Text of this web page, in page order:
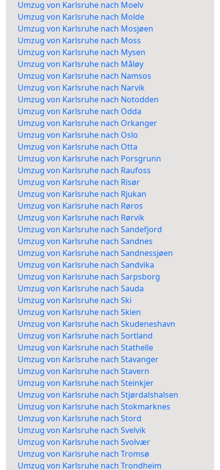
Umzug von Karlsruhe nach Moelv
Umzug von Karlsruhe nach Molde
Umzug von Karlsruhe nach Mosjøen
Umzug von Karlsruhe nach Moss
Umzug von Karlsruhe nach Mysen
Umzug von Karlsruhe nach Måløy
Umzug von Karlsruhe nach Namsos
Umzug von Karlsruhe nach Narvik
Umzug von Karlsruhe nach Notodden
Umzug von Karlsruhe nach Odda
Umzug von Karlsruhe nach Orkanger
Umzug von Karlsruhe nach Oslo
Umzug von Karlsruhe nach Otta
Umzug von Karlsruhe nach Porsgrunn
Umzug von Karlsruhe nach Raufoss
Umzug von Karlsruhe nach Risør
Umzug von Karlsruhe nach Rjukan
Umzug von Karlsruhe nach Røros
Umzug von Karlsruhe nach Rørvik
Umzug von Karlsruhe nach Sandefjord
Umzug von Karlsruhe nach Sandnes
Umzug von Karlsruhe nach Sandnessjøen
Umzug von Karlsruhe nach Sandvika
Umzug von Karlsruhe nach Sarpsborg
Umzug von Karlsruhe nach Sauda
Umzug von Karlsruhe nach Ski
Umzug von Karlsruhe nach Skien
Umzug von Karlsruhe nach Skudeneshavn
Umzug von Karlsruhe nach Sortland
Umzug von Karlsruhe nach Stathelle
Umzug von Karlsruhe nach Stavanger
Umzug von Karlsruhe nach Stavern
Umzug von Karlsruhe nach Steinkjer
Umzug von Karlsruhe nach Stjørdalshalsen
Umzug von Karlsruhe nach Stokmarknes
Umzug von Karlsruhe nach Stord
Umzug von Karlsruhe nach Svelvik
Umzug von Karlsruhe nach Svolvær
Umzug von Karlsruhe nach Tromsø
Umzug von Karlsruhe nach Trondheim